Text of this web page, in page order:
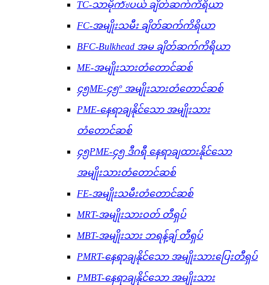
TC-သာမိုကัปပယ် ချိတ်ဆက်ကိရိယာ
FC-အမျိုးသမီး ချိတ်ဆက်ကိရိယာ
BFC-Bulkhead အမ ချိတ်ဆက်ကိရိယာ
ME-အမျိုးသားတံတောင်ဆစ်
၄၅ME-၄၅º အမျိုးသားတံတောင်ဆစ်
PME-နေရာချနိုင်သော အမျိုးသား
တံတောင်ဆစ်
၄၅PME-၄၅ ဒီဂရီ နေရာချထားနိုင်သော
အမျိုးသားတံတောင်ဆစ်
FE-အမျိုးသမီးတံတောင်ဆစ်
MRT-အမျိုးသားဝတ် တီရှပ်
MBT-အမျိုးသား ဘရန့်ချ် တီရှပ်
PMRT-နေရာချနိုင်သော အမျိုးသားပြေးတီရှပ်
PMBT-နေရာချနိုင်သော အမျိုးသား